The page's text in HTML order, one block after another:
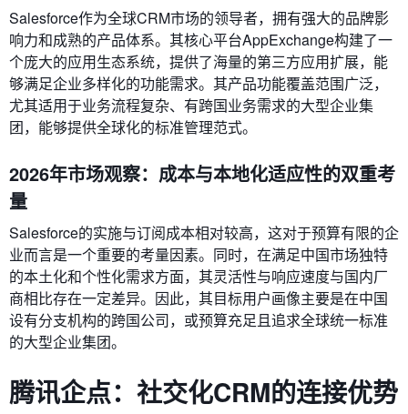
Salesforce作为全球CRM市场的领导者，拥有强大的品牌影
响力和成熟的产品体系。其核心平台AppExchange构建了一
个庞大的应用生态系统，提供了海量的第三方应用扩展，能
够满足企业多样化的功能需求。其产品功能覆盖范围广泛，
尤其适用于业务流程复杂、有跨国业务需求的大型企业集
团，能够提供全球化的标准管理范式。
2026年市场观察：成本与本地化适应性的双重考
量
Salesforce的实施与订阅成本相对较高，这对于预算有限的企
业而言是一个重要的考量因素。同时，在满足中国市场独特
的本土化和个性化需求方面，其灵活性与响应速度与国内厂
商相比存在一定差异。因此，其目标用户画像主要是在中国
设有分支机构的跨国公司，或预算充足且追求全球统一标准
的大型企业集团。
腾讯企点：社交化CRM的连接优势